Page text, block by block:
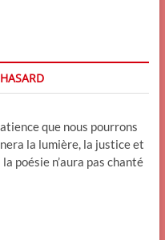
que nous pourrons
la lumière, la justice et
poésie n’aura pas chanté